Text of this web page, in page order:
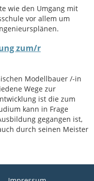
wie den Umgang mit
vor allem um
zum/r
Modellbauer /-in
Wege zur
ist die zum
kann in Frage
gegangen ist,
durch seinen Meister